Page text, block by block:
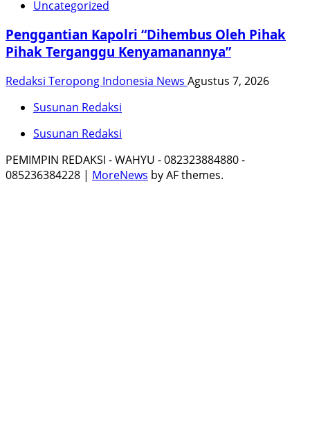
Uncategorized
Penggantian Kapolri “Dihembus Oleh Pihak
Pihak Terganggu Kenyamanannya”
Redaksi Teropong Indonesia News Agustus 7, 2026
Susunan Redaksi
Susunan Redaksi
PEMIMPIN REDAKSI - WAHYU - 082323884880 -
085236384228 | MoreNews by AF themes.